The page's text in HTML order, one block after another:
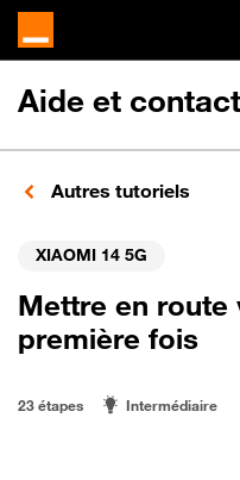
Aide et contact
Autres tutoriels
XIAOMI 14 5G
Mettre en route
première fois
23 étapes Intermédiaire